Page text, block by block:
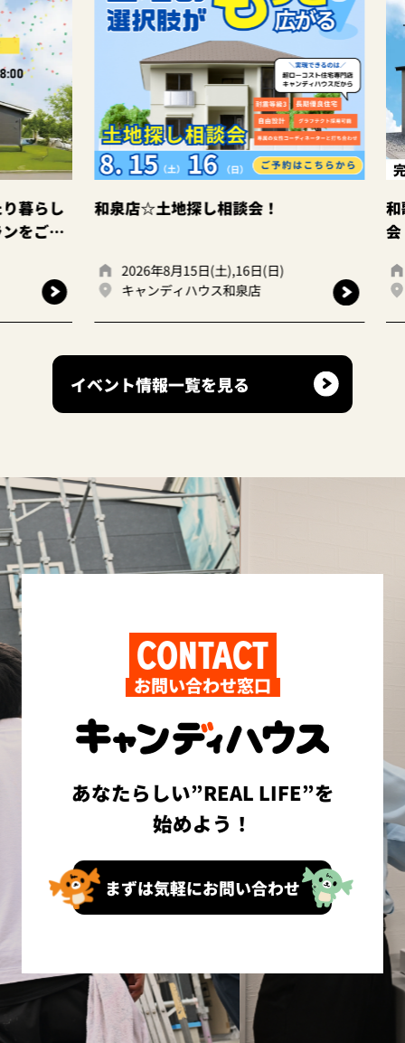
らし
ご提
和泉店☆土地探し相談会！
2026年8月15日(土),16日(日)
キャンディハウス和泉店
和歌
イベント情報一覧を見る
CONTACT
お問い合わせ窓口
あなたらしい”REAL LIFE”を
始めよう！
まずは気軽にお問い合わせ